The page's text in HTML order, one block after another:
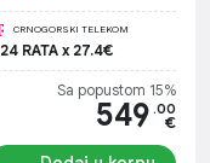
CRNOGORSKI TELEKOM
24 RATA x 27.4€
Sa popustom 15%
549 .00
€